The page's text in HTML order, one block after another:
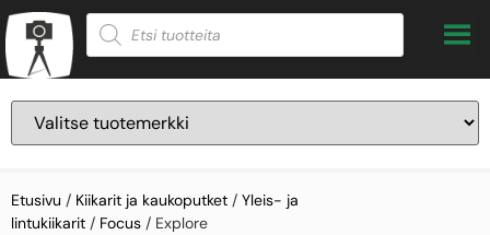
Etusivu / Kiikarit ja kaukoputket / Yleis- ja
lintukiikarit / Focus / Explore